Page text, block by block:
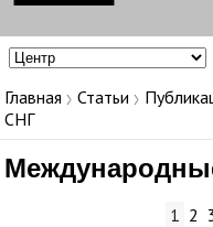
Главная Статьи
СНГ
1 2